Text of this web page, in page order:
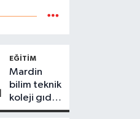
EĞİTİM
Mardin
bilim teknik
koleji gıda
teknolojisi